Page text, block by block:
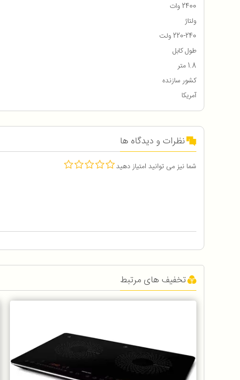
2400 وات
ولتاژ
220-240 ولت
طول کابل
1.8 متر
کشور سازنده
آمریکا
نظرات و دیدگاه ها
شما نیز می توانید امتیاز دهید
تخفیف های مرتبط